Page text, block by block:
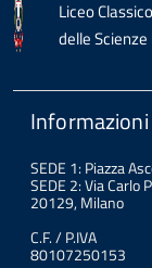
Liceo
delle
Informazioni
SEDE 1: Piazza
SEDE 2: Via Carlo
20129, Milano
C.F. / P.IVA
80107250153